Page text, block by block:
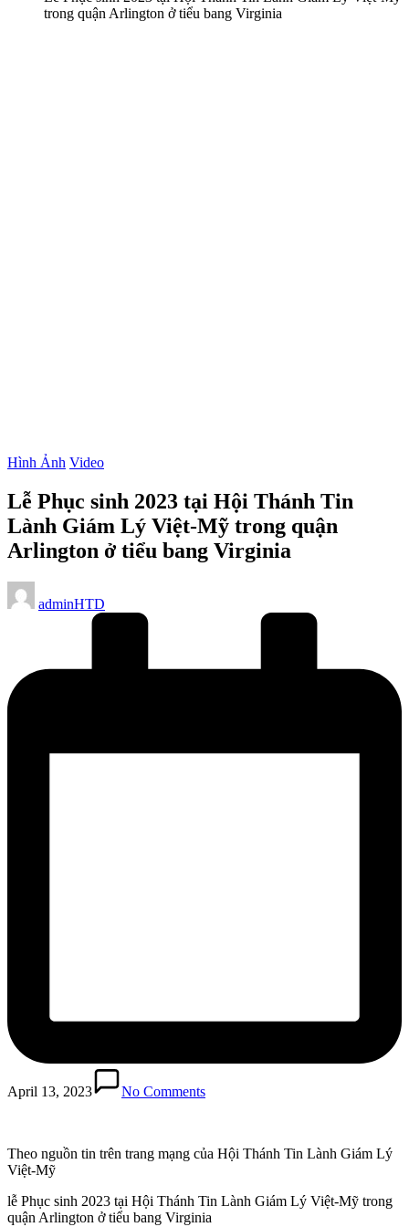
trong quận Arlington ở tiểu bang Virginia
Posted
Hình Ảnh Video
Lễ Phục sinh 2023 tại Hội Thánh Tin
Lành Giám Lý Việt-Mỹ trong quận
Arlington ở tiểu bang Virginia
Posted
by
adminHTD
April 13, 2023 No Comments
Theo nguồn tin trên trang mạng của Hội Thánh Tin Lành Giám Lý
Việt-Mỹ
lễ Phục sinh 2023 tại Hội Thánh Tin Lành Giám Lý Việt-Mỹ trong
quận Arlington ở tiểu bang Virginia